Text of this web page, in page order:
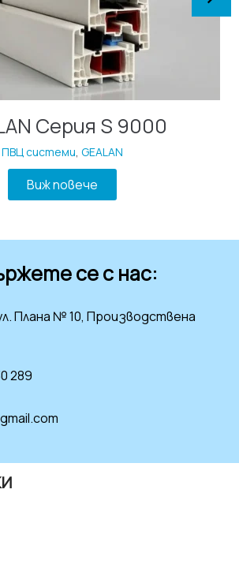
Серия S 9000
ПВЦ системи, GEALAN
Виж повече
се с нас:
Плана № 10, Производствена
289